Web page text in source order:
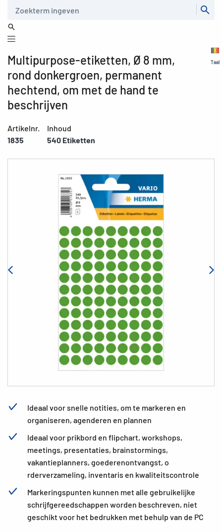
Taal
Multipurpose-etiketten, Ø 8 mm,
rond donkergroen, permanent
hechtend, om met de hand te
beschrijven
Artikelnr.
1835
Inhoud
540 Etiketten
Ideaal voor snelle notities, om te markeren en
organiseren, agenderen en plannen
Ideaal voor prikbord en flipchart, workshops,
meetings, presentaties, brainstormings,
vakantieplanners, goederenontvangst, o
rderverzameling, inventaris en kwaliteitscontrole
Markeringspunten kunnen met alle gebruikelijke
schrijfgereedschappen worden beschreven, niet
geschikt voor het bedrukken met behulp van de PC